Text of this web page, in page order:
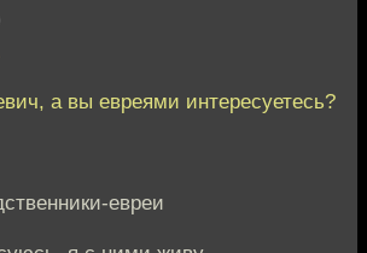
а вы евреями интересуетесь?
евреи